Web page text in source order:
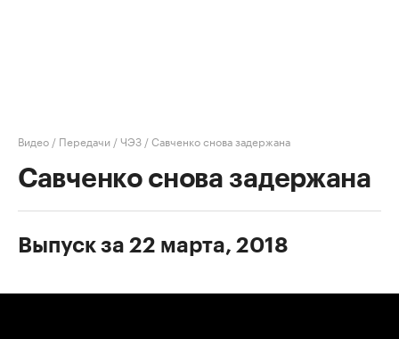
Видео / Передачи /ЧЭЗ /Савченко снова задержана
Савченко снова задержана
Выпуск за 22 марта, 2018